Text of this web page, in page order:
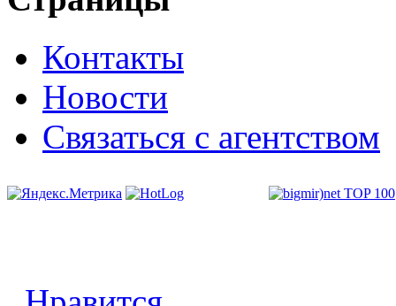
Контакты
Новости
Связаться с агентством